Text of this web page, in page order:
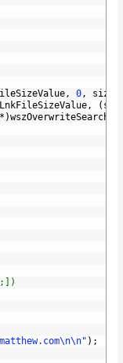
, 0 ,
, (
* )
) ;